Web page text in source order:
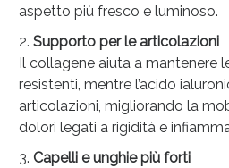
aspetto più fresco e luminoso.
Supporto per le articolazioni
Il collagene aiuta a mantenere
resistenti, mentre l’acido
articolazioni, migliorando la
dolori legati a rigidità e
Capelli e unghie più forti